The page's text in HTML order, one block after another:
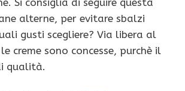
alterne, per evitare sbalzi
gusti scegliere? Via libera al
creme sono concesse, purchè il
qualità.